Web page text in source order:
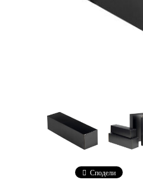
Сподели